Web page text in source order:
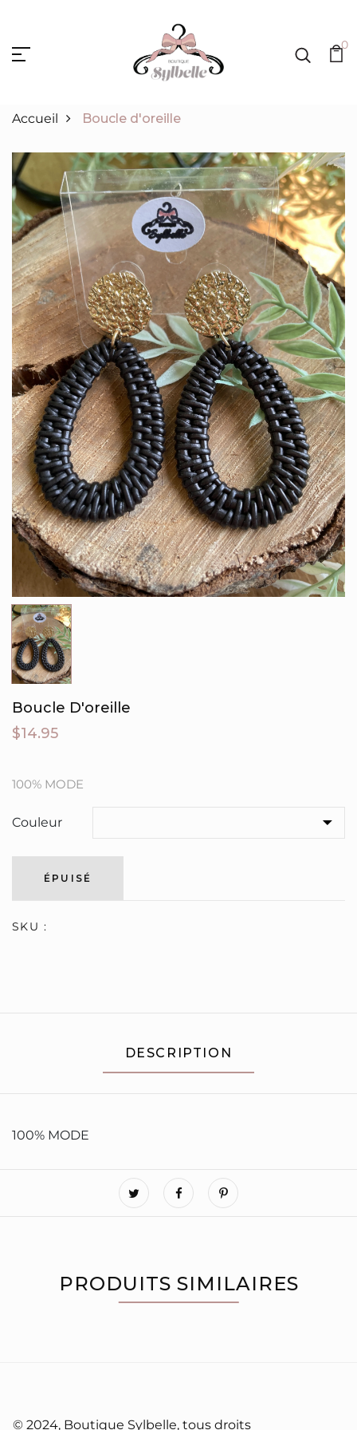
0
Accueil Boucle d'oreille
Boucle D'oreille
$14.95
100% MODE
Couleur
ÉPUISÉ
SKU :
DESCRIPTION
100% MODE
PRODUITS SIMILAIRES
© 2024, Boutique Sylbelle, tous droits